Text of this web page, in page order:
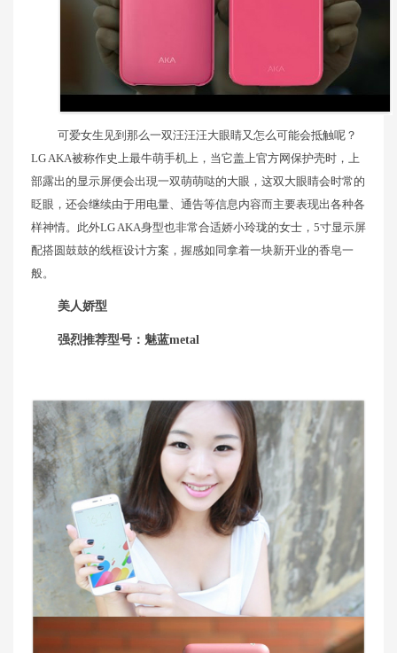
可爱女生见到那么一双汪汪汪大眼睛又怎么可能会抵触呢？
LG AKA被称作史上最牛萌手机上，当它盖上官方网保护壳时，上
部露出的显示屏便会出現一双萌萌哒的大眼，这双大眼睛会时常的
眨眼，还会继续由于用电量、通告等信息内容而主要表现出各种各
样神情。此外LG AKA身型也非常合适娇小玲珑的女士，5寸显示屏
配搭圆鼓鼓的线框设计方案，握感如同拿着一块新开业的香皂一
般。
美人娇型
强烈推荐型号：魅蓝metal